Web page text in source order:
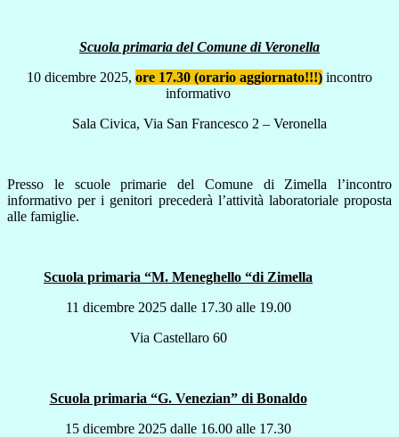
Scuola primaria del Comune di Veronella
10 dicembre 2025, ore 17.30 (orario aggiornato!!!) incontro
informativo
Sala Civica, Via San Francesco 2 – Veronella
Presso le scuole primarie del Comune di Zimella l’incontro
informativo per i genitori precederà l’attività laboratoriale proposta
alle famiglie.
Scuola primaria “M. Meneghello “di Zimella
11 dicembre 2025 dalle 17.30 alle 19.00
Via Castellaro 60
Scuola primaria “G. Venezian” di Bonaldo
15 dicembre 2025 dalle 16.00 alle 17.30